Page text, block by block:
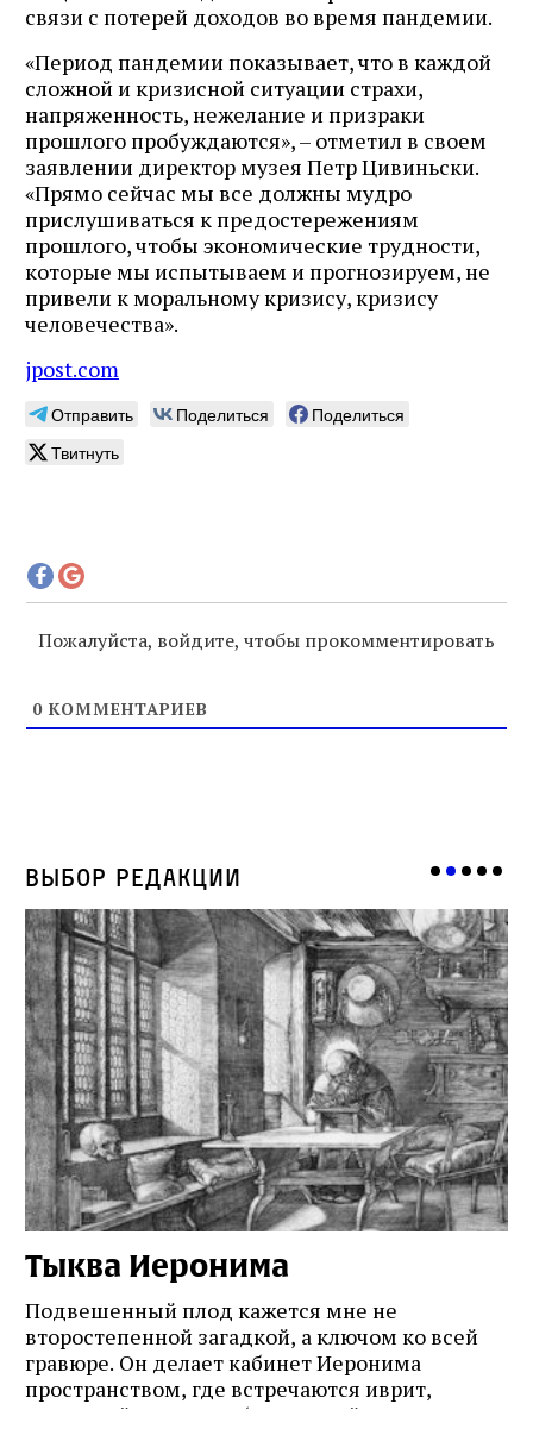
связи с потерей доходов во время пандемии.
«Период пандемии показывает, что в каждой
сложной и кризисной ситуации страхи,
напряженность, нежелание и призраки
прошлого пробуждаются», – отметил в своем
заявлении директор музея Петр Цивиньски.
«Прямо сейчас мы все должны мудро
прислушиваться к предостережениям
прошлого, чтобы экономические трудности,
которые мы испытываем и прогнозируем, не
привели к моральному кризису, кризису
человечества».
jpost.com
Отправить Поделиться
Поделиться
Твитнуть
Пожалуйста, войдите, чтобы прокомментировать
0 КОММЕНТАРИЕВ
Выбор редакции
Тыква Иеронима
Подвешенный плод кажется мне не
второстепенной загадкой, а ключом ко всей
гравюре. Он делает кабинет Иеронима
пространством, где встречаются иврит,
греческий и латынь; буквальный смысл и